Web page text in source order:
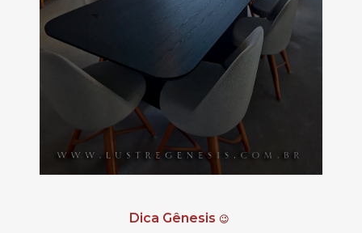
Dica Gênesis 😉